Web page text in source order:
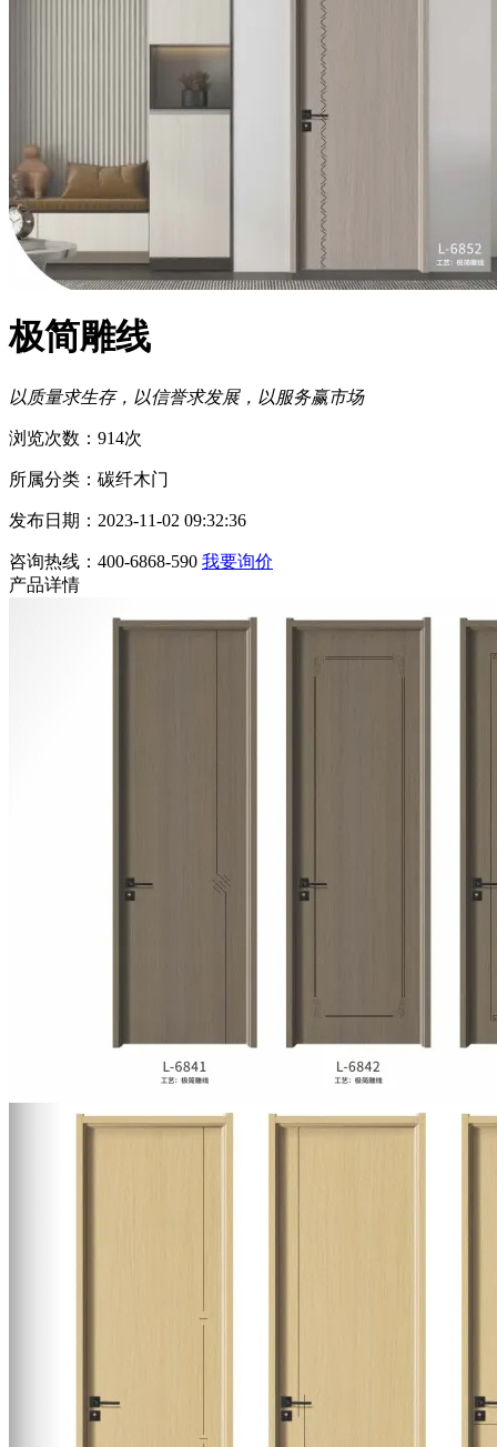
极简雕线
以质量求生存，以信誉求发展，以服务赢市场
浏览次数：914次
所属分类：碳纤木门
发布日期：2023-11-02 09:32:36
咨询热线：400-6868-590 我要询价
产品详情